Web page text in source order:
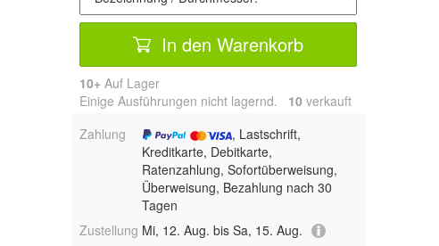
In den Warenkorb
10+ Auf Lager
Einige Ausführungen nicht lagernd. 10 verkauft
Zahlung
, Lastschrift,
Kreditkarte, Debitkarte,
Ratenzahlung, Sofortüberweisung,
Überweisung, Bezahlung nach 30
Tagen
Zustellung Mi, 12. Aug. bis Sa, 15. Aug.